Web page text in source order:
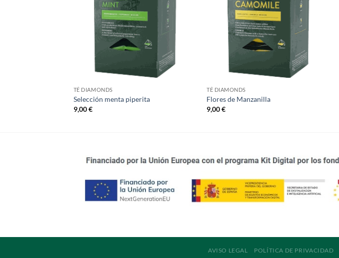
TÉ DIAMONDS
Selección menta piperita
9,00€
TÉ DIAMONDS
Flores de Manzanilla
9,00€
AVISO LEGAL POLÍTICA DE PRIVACIDAD